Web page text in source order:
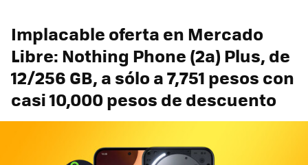
Implacable oferta en Mercado
Libre: Nothing Phone (2a) Plus, de
12/256 GB, a sólo a 7,751 pesos con
casi 10,000 pesos de descuento